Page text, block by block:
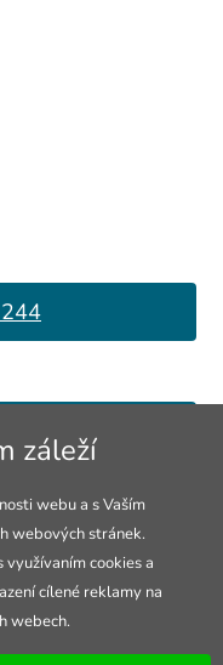
285
záleží
webu a s Vaším
webových stránek.
cookies a
cílené reklamy na
webech.